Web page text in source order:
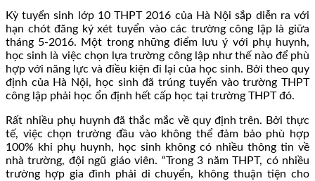
Kỳ tuyển sinh lớp 10 THPT 2016 của Hà Nội sắp diễn ra với
hạn chót đăng ký xét tuyển vào các trường công lập là giữa
tháng 5-2016. Một trong những điểm lưu ý với phụ huynh,
học sinh là việc chọn lựa trường công lập như thế nào để phù
hợp với năng lực và điều kiện đi lại của học sinh. Bởi theo quy
định của Hà Nội, học sinh đã trúng tuyển vào trường THPT
công lập phải học ổn định hết cấp học tại trường THPT đó.
Rất nhiều phụ huynh đã thắc mắc về quy định trên. Bởi thực
tế, việc chọn trường đầu vào không thể đảm bảo phù hợp
100% khi phụ huynh, học sinh không có nhiều thông tin về
nhà trường, đội ngũ giáo viên. “Trong 3 năm THPT, có nhiều
trường hợp gia đình phải di chuyển, không thuận tiện cho